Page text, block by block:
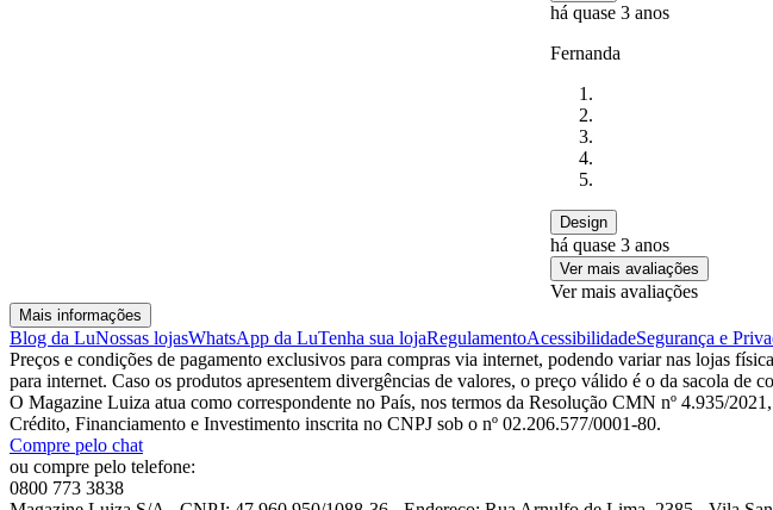
há quase 3 anos
Fernanda
Design
há quase 3 anos
Ver mais avaliações
Ver mais avaliações
Mais informações
Blog da LuNossas lojasWhatsApp da LuTenha sua lojaRegulamentoAcessibilidadeSegurança e
Preços e condições de pagamento exclusivos para compras via internet, podendo variar nas lojas
para internet. Caso os produtos apresentem divergências de valores, o preço válido é o da sacola de
O Magazine Luiza atua como correspondente no País, nos termos da Resolução CMN nº 4.935/
Crédito, Financiamento e Investimento inscrita no CNPJ sob o nº 02.206.577/0001-80.
Compre pelo chat
ou compre pelo telefone:
0800 773 3838